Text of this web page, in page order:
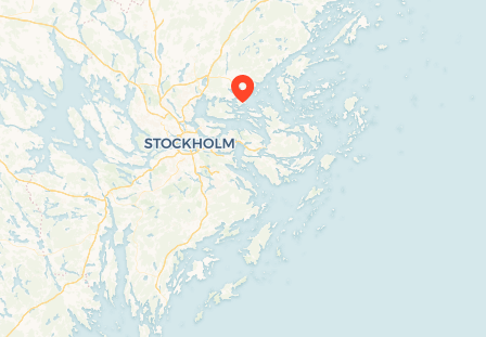
Travelers’ Map is loading…
If you see this after your page is loaded
completely, leafletJS files are missing.